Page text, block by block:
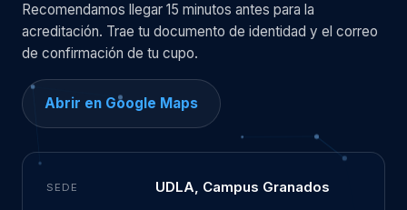
Recomendamos llegar 15 minutos antes para la
acreditación. Trae tu documento de identidad y el correo
de confirmación de tu cupo.
Abrir en Google Maps
SEDE UDLA, Campus Granados